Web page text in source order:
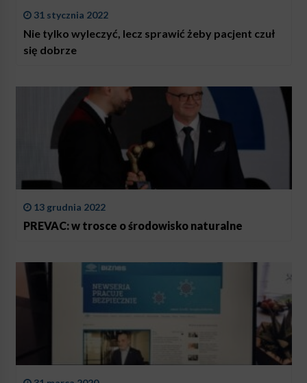
31 stycznia 2022
Nie tylko wyleczyć, lecz sprawić żeby pacjent czuł
się dobrze
13 grudnia 2022
PREVAC: w trosce o środowisko naturalne